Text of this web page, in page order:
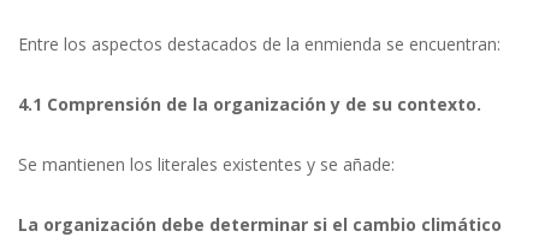
Entre los aspectos destacados de la enmienda se encuentran:
4.1 Comprensión de la organización y de su contexto.
Se mantienen los literales existentes y se añade:
La organización debe determinar si el cambio climático